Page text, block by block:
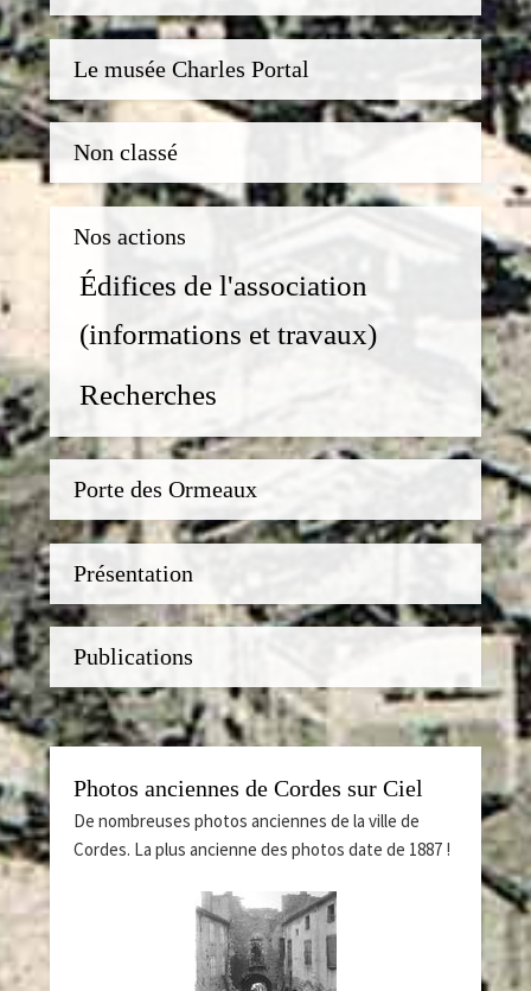
Le musée Charles Portal
Non classé
Nos actions
Édifices de l'association
(informations et travaux)
Recherches
Porte des Ormeaux
Présentation
Publications
Photos anciennes de Cordes sur Ciel
De nombreuses photos anciennes de la ville de
Cordes. La plus ancienne des photos date de 1887 !